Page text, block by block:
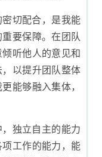
切配合，是我能
要保障。在团队
听他人的意见和
以提升团队整体
能够融入集体，
独立自主的能力
工作的能力，能